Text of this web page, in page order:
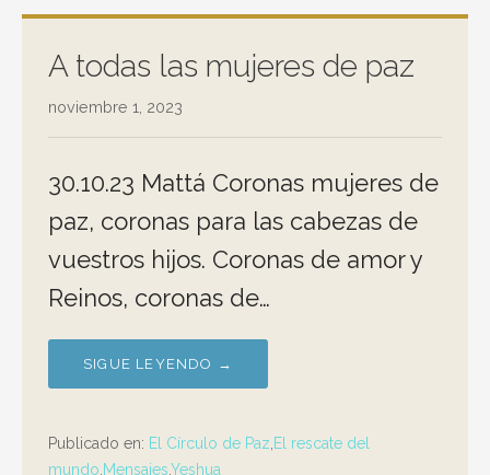
A todas las mujeres de paz
noviembre 1, 2023
30.10.23 Mattá Coronas mujeres de
paz, coronas para las cabezas de
vuestros hijos. Coronas de amor y
Reinos, coronas de…
SIGUE LEYENDO →
Publicado en: El Círculo de Paz El rescate del
mundo MensajesYeshua